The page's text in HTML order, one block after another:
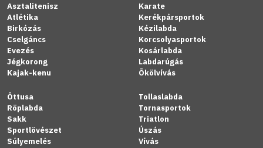
Asztalitenisz
Atlétika
Birkózás
Cselgáncs
Evezés
Jégkorong
Kajak-kenu
Karate
Kerékpársportok
Kézilabda
Korcsolyasportok
Kosárlabda
Labdarúgás
Ökölvívás
Öttusa
Röplabda
Sakk
Sportlövészet
Súlyemelés
Tollaslabda
Tornasportok
Triatlon
Úszás
Vívás